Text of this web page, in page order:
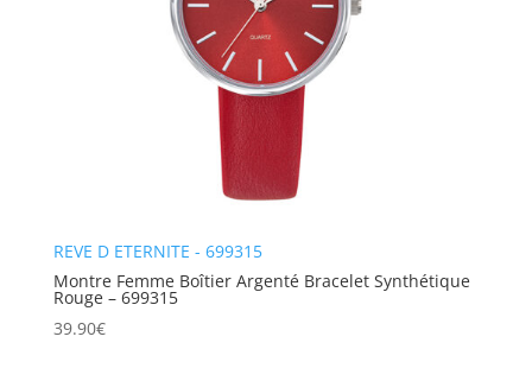
REVE D ETERNITE - 699315
Montre Femme Boîtier Argenté Bracelet Synthétique
Rouge – 699315
39.90€